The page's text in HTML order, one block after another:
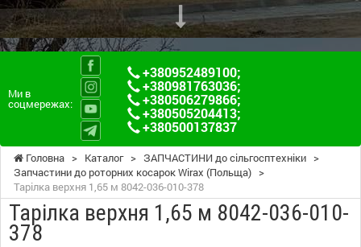
Ми в
соцмережах:
+380952489100;
+380981763036;
+380506279866;
+380505204413;
+380500137837
Головна > Каталог > ЗАПЧАСТИНИ до сільгосптехніки >
Запчастини до роторних косарок Wirax (Польща) >
Тарілка верхня 1,65 м 8042-036-010-378
Тарілка верхня 1,65 м 8042-036-010-
378